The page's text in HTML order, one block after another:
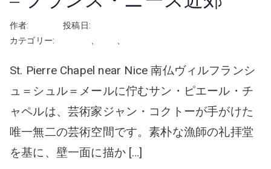
作者: rhayashi投稿日:
カテゴリー:
、 、
St. Pierre Chapel near Nice 南仏ヴィルフランシ
ュ＝シュル＝メールに佇むサン・ピエール・チ
ャペルは、芸術家ジャン・コクトーが手がけた
唯一無二の芸術空間です。素朴な漁師の礼拝堂
を基に、壁一面に描か […]